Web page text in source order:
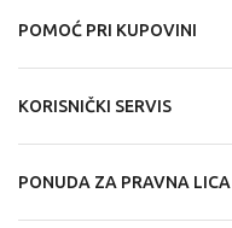
POMOĆ PRI KUPOVINI
KORISNIČKI SERVIS
PONUDA ZA PRAVNA LICA